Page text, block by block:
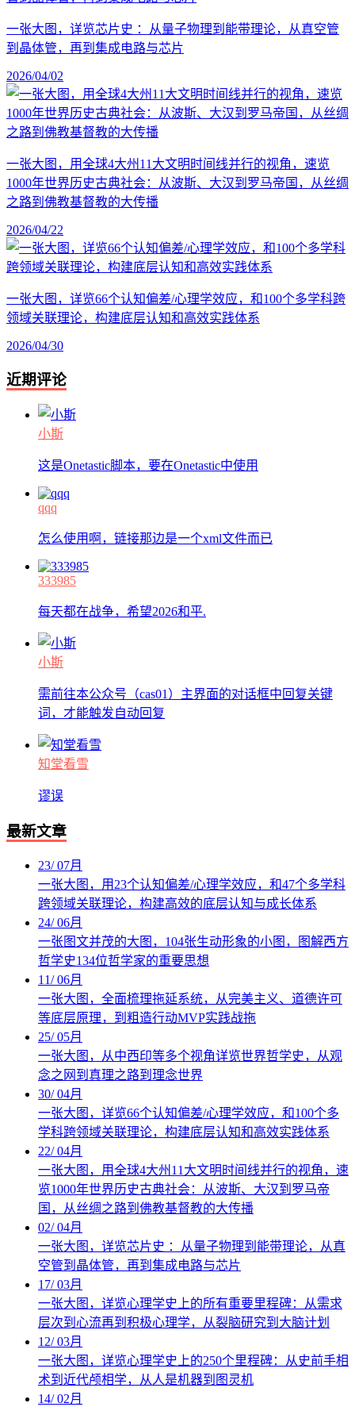
一张大图，详览芯片史 ：从量子物理到能带理论，从真空管
到晶体管，再到集成电路与芯片
2026/04/02
一张大图，用全球4大州11大文明时间线并行的视角，速览
1000年世界历史古典社会：从波斯、大汉到罗马帝国，从丝绸
之路到佛教基督教的大传播
2026/04/22
一张大图，详览66个认知偏差/心理学效应，和100个多学科跨
领域关联理论，构建底层认知和高效实践体系
2026/04/30
近期评论
小斯
这是Onetastic脚本，要在Onetastic中使用
qqq
怎么使用啊，链接那边是一个xml文件而已
333985
每天都在战争，希望2026和平.
小斯
需前往本公众号（cas01）主界面的对话框中回复关键
词，才能触发自动回复
知堂看雪
谬误
最新文章
23/07月
一张大图，用23个认知偏差/心理学效应，和47个多学科
跨领域关联理论，构建高效的底层认知与成长体系
24/06月
一张图文并茂的大图，104张生动形象的小图，图解西方
哲学史134位哲学家的重要思想
11/06月
一张大图，全面梳理拖延系统，从完美主义、道德许可
等底层原理，到粗造行动MVP实践战拖
25/05月
一张大图，从中西印等多个视角详览世界哲学史，从观
念之网到真理之路到理念世界
30/04月
一张大图，详览66个认知偏差/心理学效应，和100个多
学科跨领域关联理论，构建底层认知和高效实践体系
22/04月
一张大图，用全球4大州11大文明时间线并行的视角，速
览1000年世界历史古典社会：从波斯、大汉到罗马帝
国，从丝绸之路到佛教基督教的大传播
02/04月
一张大图，详览芯片史 ：从量子物理到能带理论，从真
空管到晶体管，再到集成电路与芯片
17/03月
一张大图，详览心理学史上的所有重要里程碑：从需求
层次到心流再到积极心理学，从裂脑研究到大脑计划
12/03月
一张大图，详览心理学史上的250个里程碑：从史前手相
术到近代颅相学，从人是机器到图灵机
14/02月